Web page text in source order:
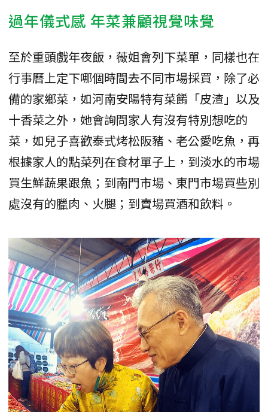
過年儀式感 年菜兼顧視覺味覺
至於重頭戲年夜飯，薇姐會列下菜單，同樣也在
行事曆上定下哪個時間去不同市場採買，除了必
備的家鄉菜，如河南安陽特有菜餚「皮渣」以及
十香菜之外，她會詢問家人有沒有特別想吃的
菜，如兒子喜歡泰式烤松阪豬、老公愛吃魚，再
根據家人的點菜列在食材單子上，到淡水的市場
買生鮮蔬果跟魚；到南門市場、東門市場買些別
處沒有的臘肉、火腿；到賣場買酒和飲料。